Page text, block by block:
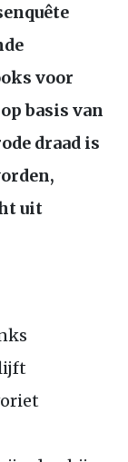
voor
basis van
draad is
uit